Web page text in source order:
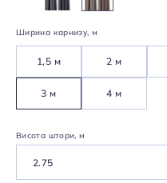
Ширина карнизу, м
1,5 м 2 м
3 м 4 м
Висота штори, м